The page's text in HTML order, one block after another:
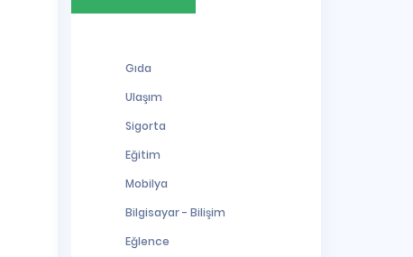
Gıda
Ulaşım
Sigorta
Eğitim
Mobilya
Bilgisayar - Bilişim
Eğlence